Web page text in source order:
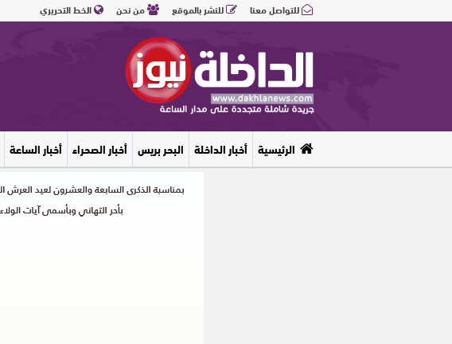
للتواصل معنا للنشر بالموقع من نحن الخط التحريري
الرئيسية أخبار الداخلة البحر بريس أخبار الصحراء أخبار الساعة